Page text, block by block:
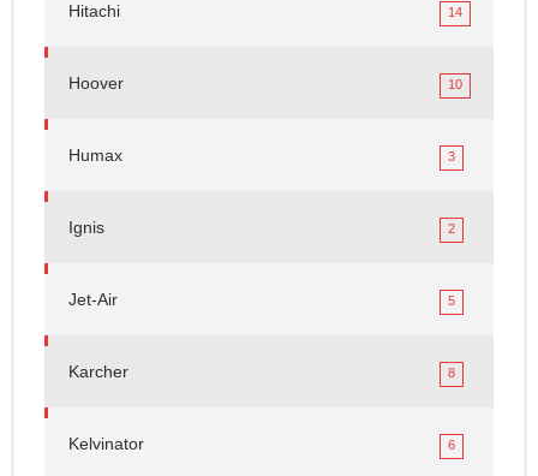
Hitachi 14
Hoover 10
Humax 3
Ignis 2
Jet-Air 5
Karcher 8
Kelvinator 6